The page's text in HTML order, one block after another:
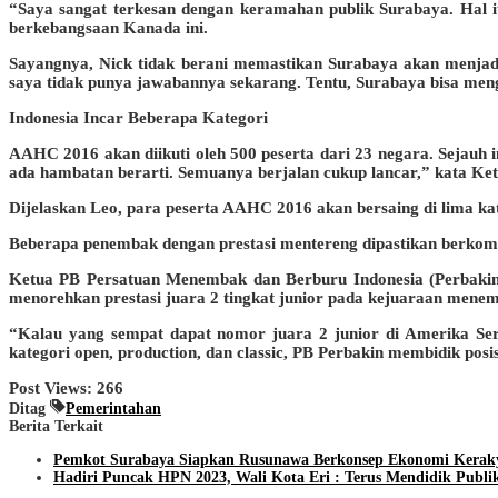
“Saya sangat terkesan dengan keramahan publik Surabaya.
berkebangsaan Kanada ini.
Sayangnya, Nick tidak berani memastikan Surabaya akan
saya tidak punya jawabannya sekarang. Tentu, Surabaya bisa
Indonesia Incar Beberapa Kategori
AAHC 2016 akan diikuti oleh 500 peserta dari 23 negara.
ada hambatan berarti. Semuanya berjalan cukup lancar,” kata
Dijelaskan Leo, para peserta AAHC 2016 akan bersaing di lima
Beberapa penembak dengan prestasi mentereng dipastikan
Ketua PB Persatuan Menembak dan Berburu Indonesia
menorehkan prestasi juara 2 tingkat junior pada kejuaraan
“Kalau yang sempat dapat nomor juara 2 junior di Amerika
kategori open, production, dan classic, PB Perbakin membidik
Post Views: 266
Ditag
Pemerintahan
Berita Terkait
Pemkot Surabaya Siapkan Rusunawa Berkonsep Ekonomi
Hadiri Puncak HPN 2023, Wali Kota Eri : Terus Mendidik